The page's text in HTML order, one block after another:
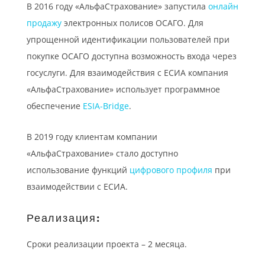
В 2016 году «АльфаСтрахование» запустила онлайн
продажу электронных полисов ОСАГО. Для
упрощенной идентификации пользователей при
покупке ОСАГО доступна возможность входа через
госуслуги. Для взаимодействия с ЕСИА компания
«АльфаСтрахование» использует программное
обеспечение ESIA-Bridge.
В 2019 году клиентам компании
«АльфаСтрахование» стало доступно
использование функций цифрового профиля при
взаимодействии с ЕСИА.
Реализация:
Сроки реализации проекта – 2 месяца.